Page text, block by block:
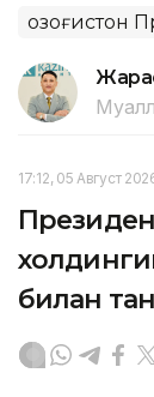
Қозоғистон
17:12, 05 Август
билан